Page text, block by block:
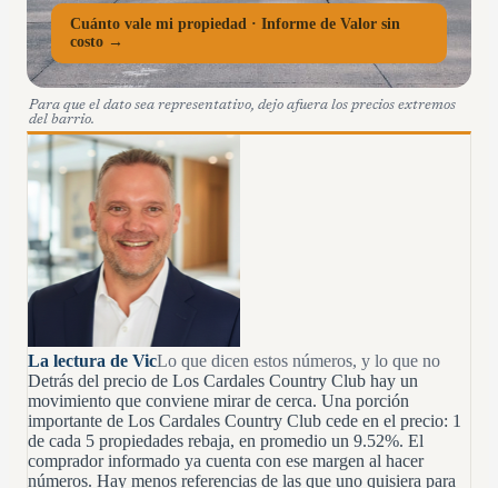
Cuánto vale mi propiedad · Informe de Valor sin
costo →
Para que el dato sea representativo, dejo afuera los precios extremos
del barrio.
La lectura de VicLo que dicen estos números, y lo que no
Detrás del precio de Los Cardales Country Club hay un
movimiento que conviene mirar de cerca. Una porción
importante de Los Cardales Country Club cede en el precio: 1
de cada 5 propiedades rebaja, en promedio un 9.52%. El
comprador informado ya cuenta con ese margen al hacer
números. Hay menos referencias de las que uno quisiera para